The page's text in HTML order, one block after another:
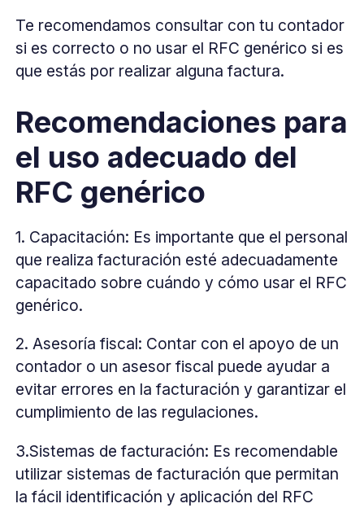
Te recomendamos consultar con tu contador
si es correcto o no usar el RFC genérico si es
que estás por realizar alguna factura.
Recomendaciones para
el uso adecuado del
RFC genérico
1. Capacitación: Es importante que el personal
que realiza facturación esté adecuadamente
capacitado sobre cuándo y cómo usar el RFC
genérico.
2. Asesoría fiscal: Contar con el apoyo de un
contador o un asesor fiscal puede ayudar a
evitar errores en la facturación y garantizar el
cumplimiento de las regulaciones.
3.Sistemas de facturación: Es recomendable
utilizar sistemas de facturación que permitan
la fácil identificación y aplicación del RFC